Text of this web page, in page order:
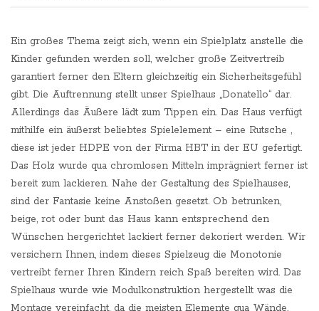
Ein großes Thema zeigt sich, wenn ein Spielplatz anstelle die
Kinder gefunden werden soll, welcher große Zeitvertreib
garantiert ferner den Eltern gleichzeitig ein Sicherheitsgefühl
gibt. Die Auftrennung stellt unser Spielhaus „Donatello“ dar.
Allerdings das Äußere lädt zum Tippen ein. Das Haus verfügt
mithilfe ein äußerst beliebtes Spielelement – eine Rutsche ,
diese ist jeder HDPE von der Firma HBT in der EU gefertigt.
Das Holz wurde qua chromlosen Mitteln imprägniert ferner ist
bereit zum lackieren. Nahe der Gestaltung des Spielhauses,
sind der Fantasie keine Anstoßen gesetzt. Ob betrunken,
beige, rot oder bunt das Haus kann entsprechend den
Wünschen hergerichtet lackiert ferner dekoriert werden. Wir
versichern Ihnen, indem dieses Spielzeug die Monotonie
vertreibt ferner Ihren Kindern reich Spaß bereiten wird. Das
Spielhaus wurde wie Modulkonstruktion hergestellt was die
Montage vereinfacht, da die meisten Elemente qua Wände,